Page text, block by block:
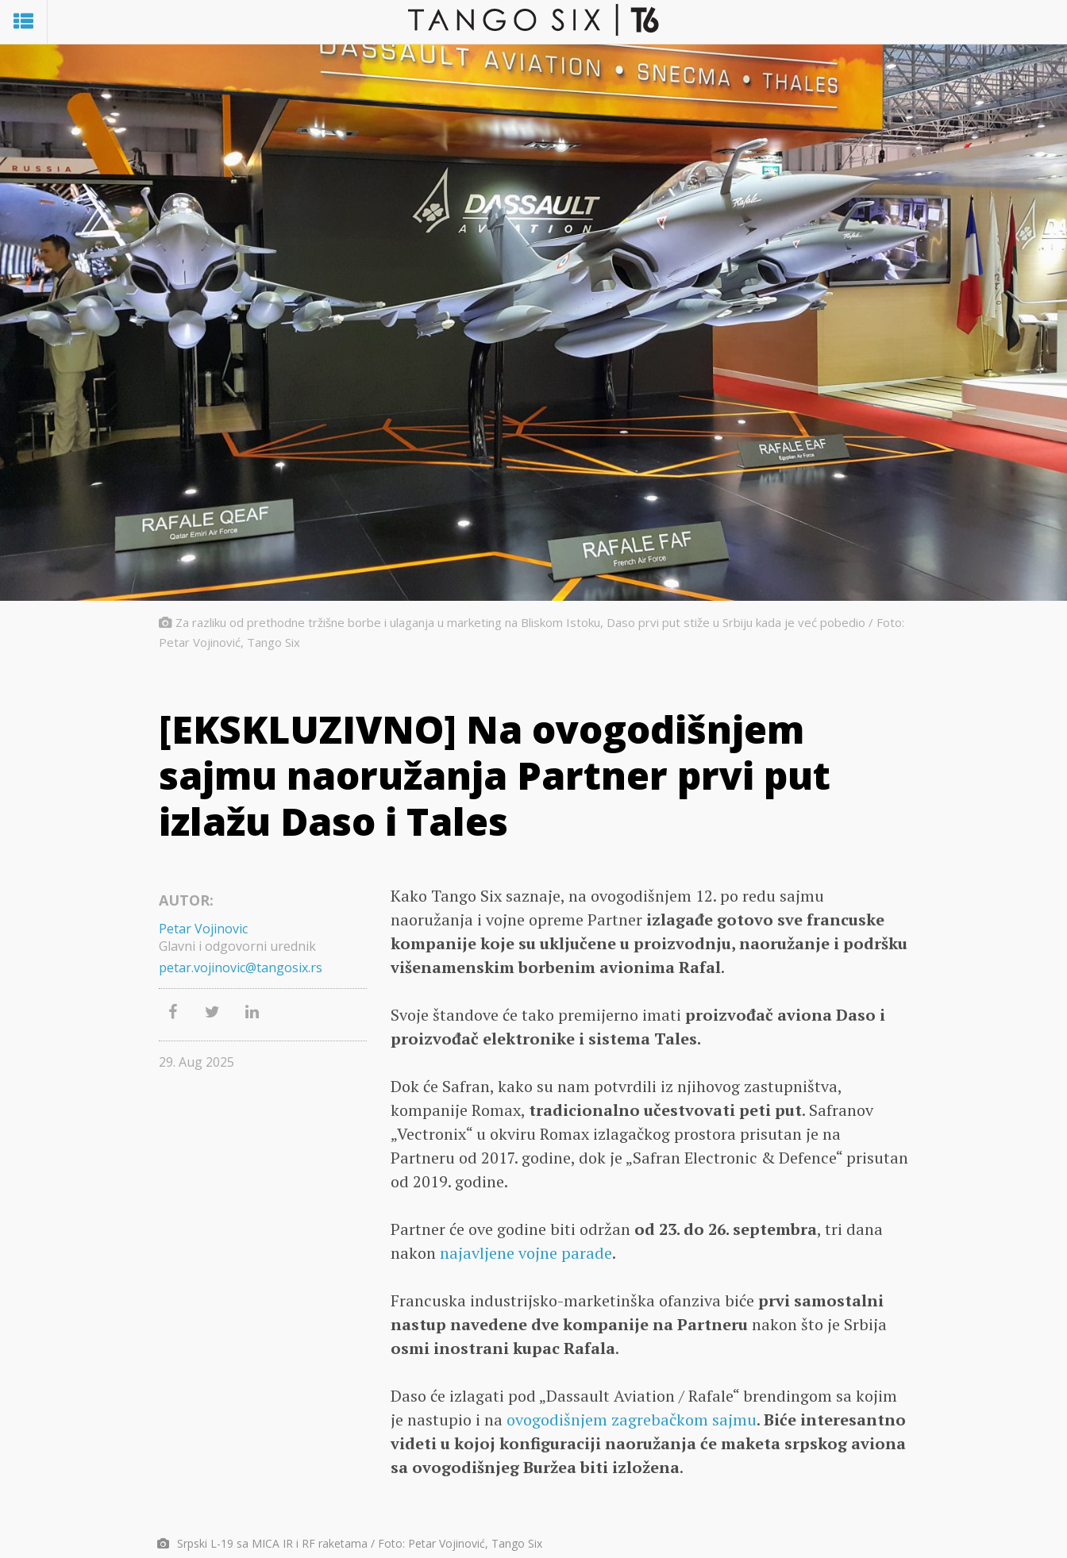
Za razliku od prethodne tržišne borbe i ulaganja u marketing na Bliskom Istoku, Daso prvi put stiže u Srbiju kada je već pobedio / Foto:
Petar Vojinović, Tango Six
[EKSKLUZIVNO] Na ovogodišnjem
sajmu naoružanja Partner prvi put
izlažu Daso i Tales
Kako Tango Six saznaje, na ovogodišnjem 12. po redu sajmu
naoružanja i vojne opreme Partner izlagađe gotovo sve francuske
kompanije koje su uključene u proizvodnju, naoružanje i podršku
višenamenskim borbenim avionima Rafal.
Svoje štandove će tako premijerno imati proizvođač aviona Daso i
proizvođač elektronike i sistema Tales.
Dok će Safran, kako su nam potvrdili iz njihovog zastupništva,
kompanije Romax, tradicionalno učestvovati peti put. Safranov
„Vectronix“ u okviru Romax izlagačkog prostora prisutan je na
Partneru od 2017. godine, dok je „Safran Electronic & Defence“ prisutan
od 2019. godine.
Partner će ove godine biti održan od 23. do 26. septembra, tri dana
nakonnajavljene vojne parade.
Francuska industrijsko-marketinška ofanziva biće prvi samostalni
nastup navedene dve kompanije na Partnerunakon što je Srbija
osmi inostrani kupac Rafala.
Daso će izlagati pod „Dassault Aviation / Rafale“ brendingom sa kojim
je nastupio i na ovogodišnjem zagrebačkom sajmu.Biće interesantno
videti u kojoj konfiguraciji naoružanja će maketa srpskog aviona
sa ovogodišnjeg Buržea biti izložena.
Srpski L-19 sa MICA IR i RF raketama / Foto: Petar Vojinović, Tango Six
AUTOR:
Petar Vojinovic
Glavni i odgovorni urednik
petar.vojinovic@tangosix.rs
29. Aug 2025